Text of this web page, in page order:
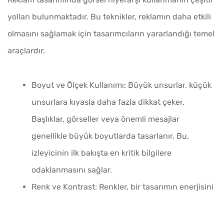
yolları bulunmaktadır. Bu teknikler, reklamın daha etkili
olmasını sağlamak için tasarımcıların yararlandığı temel
araçlardır.
Boyut ve Ölçek Kullanımı: Büyük unsurlar, küçük
unsurlara kıyasla daha fazla dikkat çeker.
Başlıklar, görseller veya önemli mesajlar
genellikle büyük boyutlarda tasarlanır. Bu,
izleyicinin ilk bakışta en kritik bilgilere
odaklanmasını sağlar.
Renk ve Kontrast: Renkler, bir tasarımın enerjisini